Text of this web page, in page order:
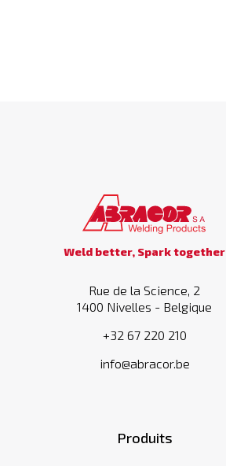
Weld better, Spark together
Rue de la Science, 2
1400 Nivelles - Belgique
+32 67 220 210
info@abracor.be
Produits